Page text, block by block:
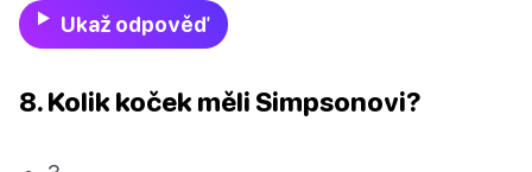
Ukaž odpověď
8. Kolik koček měli Simpsonovi?